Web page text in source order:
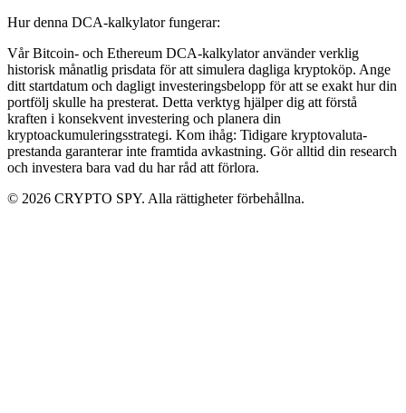
Hur denna DCA-kalkylator fungerar:
Vår Bitcoin- och Ethereum DCA-kalkylator använder verklig
historisk månatlig prisdata för att simulera dagliga kryptoköp. Ange
ditt startdatum och dagligt investeringsbelopp för att se exakt hur din
portfölj skulle ha presterat. Detta verktyg hjälper dig att förstå
kraften i konsekvent investering och planera din
kryptoackumuleringsstrategi. Kom ihåg: Tidigare kryptovaluta-
prestanda garanterar inte framtida avkastning. Gör alltid din research
och investera bara vad du har råd att förlora.
© 2026 CRYPTO SPY. Alla rättigheter förbehållna.